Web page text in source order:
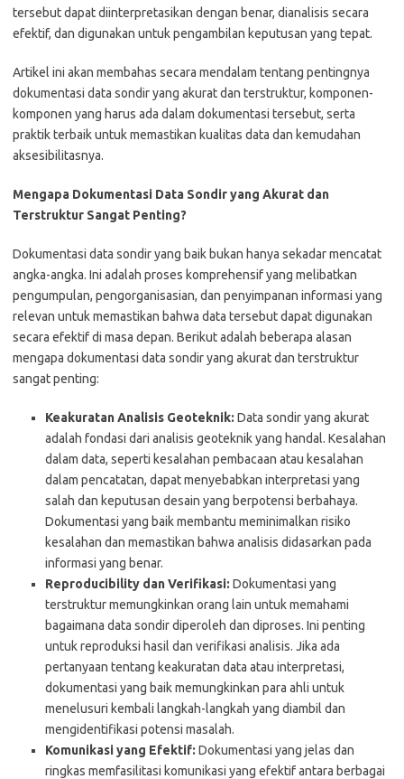
tersebut dapat diinterpretasikan dengan benar, dianalisis secara
efektif, dan digunakan untuk pengambilan keputusan yang tepat.
Artikel ini akan membahas secara mendalam tentang pentingnya
dokumentasi data sondir yang akurat dan terstruktur, komponen-
komponen yang harus ada dalam dokumentasi tersebut, serta
praktik terbaik untuk memastikan kualitas data dan kemudahan
aksesibilitasnya.
Mengapa Dokumentasi Data Sondir yang Akurat dan
Terstruktur Sangat Penting?
Dokumentasi data sondir yang baik bukan hanya sekadar mencatat
angka-angka. Ini adalah proses komprehensif yang melibatkan
pengumpulan, pengorganisasian, dan penyimpanan informasi yang
relevan untuk memastikan bahwa data tersebut dapat digunakan
secara efektif di masa depan. Berikut adalah beberapa alasan
mengapa dokumentasi data sondir yang akurat dan terstruktur
sangat penting:
Keakuratan Analisis Geoteknik: Data sondir yang akurat
adalah fondasi dari analisis geoteknik yang handal. Kesalahan
dalam data, seperti kesalahan pembacaan atau kesalahan
dalam pencatatan, dapat menyebabkan interpretasi yang
salah dan keputusan desain yang berpotensi berbahaya.
Dokumentasi yang baik membantu meminimalkan risiko
kesalahan dan memastikan bahwa analisis didasarkan pada
informasi yang benar.
Reproducibility dan Verifikasi: Dokumentasi yang
terstruktur memungkinkan orang lain untuk memahami
bagaimana data sondir diperoleh dan diproses. Ini penting
untuk reproduksi hasil dan verifikasi analisis. Jika ada
pertanyaan tentang keakuratan data atau interpretasi,
dokumentasi yang baik memungkinkan para ahli untuk
menelusuri kembali langkah-langkah yang diambil dan
mengidentifikasi potensi masalah.
Komunikasi yang Efektif: Dokumentasi yang jelas dan
ringkas memfasilitasi komunikasi yang efektif antara berbagai